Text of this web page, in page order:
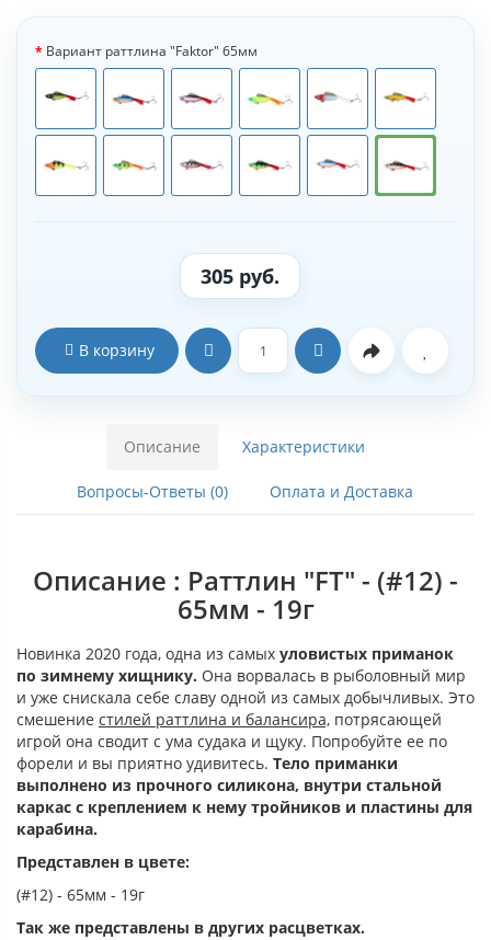
Вариант раттлина "Faktor" 65мм
305 руб.
В корзину
Описание Характеристики
Вопросы-Ответы (0) Оплата и Доставка
Описание : Раттлин "FT" - (#12) -
65мм - 19г
Новинка 2020 года, одна из самых уловистых приманок
по зимнему хищнику. Она ворвалась в рыболовный мир
и уже снискала себе славу одной из самых добычливых. Это
смешение стилей раттлина и балансира, потрясающей
игрой она сводит с ума судака и щуку. Попробуйте ее по
форели и вы приятно удивитесь. Тело приманки
выполнено из прочного силикона, внутри стальной
каркас с креплением к нему тройников и пластины для
карабина.
Представлен в цвете:
(#12) - 65мм - 19г
Так же представлены в других расцветках.